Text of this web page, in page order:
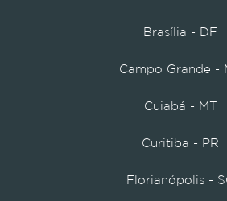
Brasília - DF
Campo Grande -
Cuiabá - MT
Curitiba - PR
Florianópolis -